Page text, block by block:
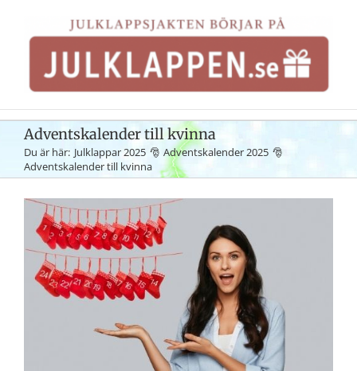
innehållet
Adventskalender till kvinna
Du är här: Julklappar 2025
Adventskalender 2025
Adventskalender till kvinna